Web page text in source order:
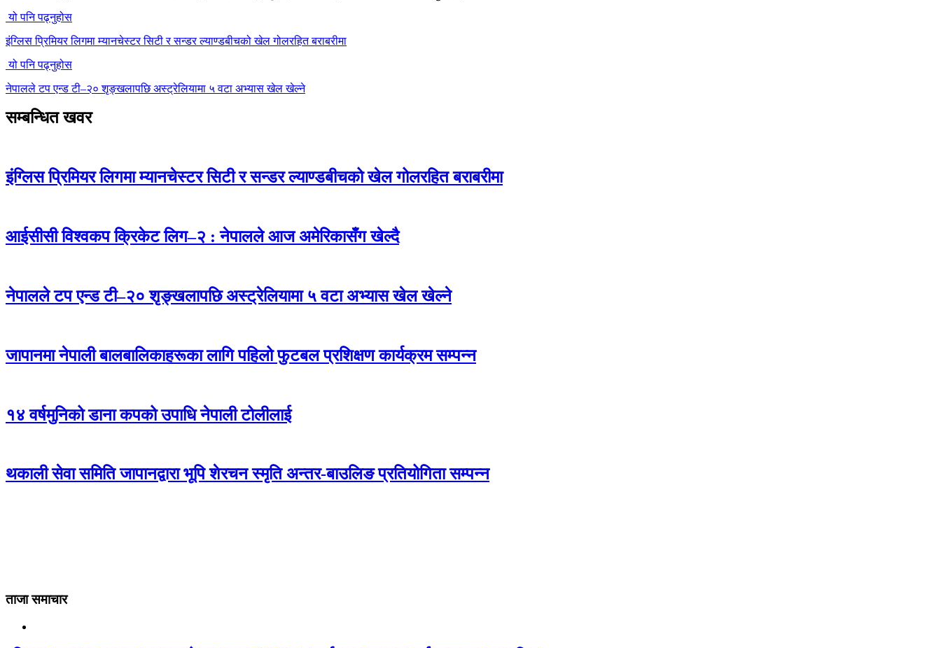
यो पनि पढ्नुहोस
इंग्लिस प्रिमियर लिगमा म्यानचेस्टर सिटी र सन्डर ल्याण्डबीचको खेल गोलरहित बराबरीमा
यो पनि पढ्नुहोस
नेपालले टप एन्ड टी–२० शृङ्खलापछि अस्ट्रेलियामा ५ वटा अभ्यास खेल खेल्ने
सम्बन्धित खवर
इंग्लिस प्रिमियर लिगमा म्यानचेस्टर सिटी र सन्डर ल्याण्डबीचको खेल गोलरहित बराबरीमा
आईसीसी विश्वकप क्रिकेट लिग–२ : नेपालले आज अमेरिकासँग खेल्दै
नेपालले टप एन्ड टी–२० शृङ्खलापछि अस्ट्रेलियामा ५ वटा अभ्यास खेल खेल्ने
जापानमा नेपाली बालबालिकाहरूका लागि पहिलो फुटबल प्रशिक्षण कार्यक्रम सम्पन्न
१४ वर्षमुनिको डाना कपको उपाधि नेपाली टोलीलाई
थकाली सेवा समिति जापानद्वारा भूपि शेरचन स्मृति अन्तर-बाउलिङ प्रतियोगिता सम्पन्न
ताजा समाचार